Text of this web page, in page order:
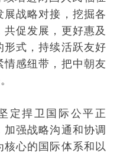
战略对接，挖掘各
促发展，更好惠及
形式，持续活跃友好
感纽带，把中朝友
捍卫国际公平正
强战略沟通和协调
心的国际体系和以